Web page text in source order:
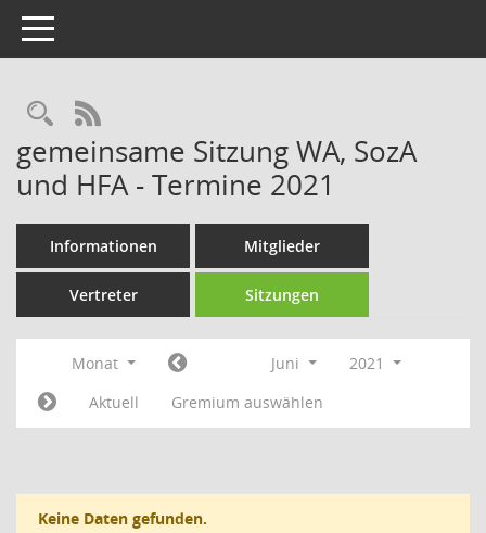
Toggle navigation
Rechercheauswahl
RSS-Feed
gemeinsame Sitzung WA, SozA
und HFA - Termine 2021
Informationen Mitglieder
Vertreter Sitzungen
Monat Juni
2021
Aktuell
Gremium auswählen
Keine Daten gefunden.